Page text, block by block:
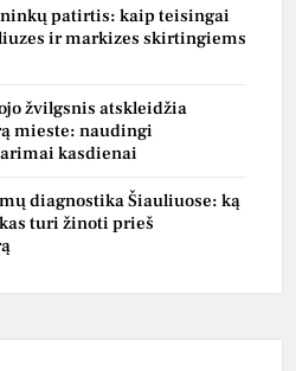
patirtis: kaip teisingai
ir markizes skirtingiems
žvilgsnis atskleidžia
mieste: naudingi
kasdienai
diagnostika Šiauliuose: ką
turi žinoti prieš